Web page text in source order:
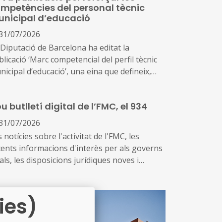
del personal tècnic
d’educació
07/2026
de Barcelona ha editat la
‘Marc competencial del perfil tècnic
d’educació’, una eina que defineix,
i la gestió de les polítiques
locals
butlletí digital de l’FMC, el 934
07/2026
notícies sobre l'activitat de l'FMC, les
informacions d'interès per als governs
les disposicions jurídiques noves i
sobre fons europeus